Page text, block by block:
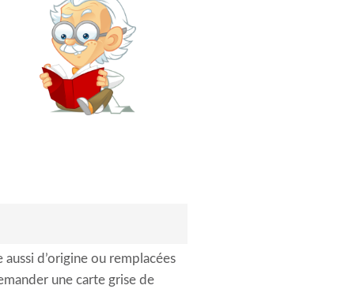
d’origine ou remplacées
une carte grise de